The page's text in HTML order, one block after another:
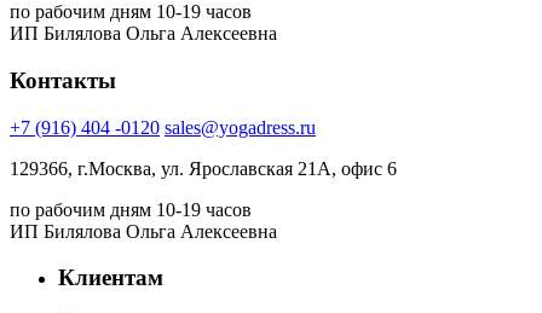
по рабочим дням 10-19 часов
ИП Билялова Ольга Алексеевна
Контакты
+7 (916) 404 -0120 sales@yogadress.ru
129366, г.Москва, ул. Ярославская 21А, офис 6
по рабочим дням 10-19 часов
ИП Билялова Ольга Алексеевна
Клиентам